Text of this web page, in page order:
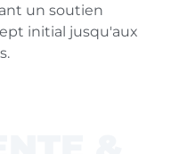
un soutien
initial jusqu'aux